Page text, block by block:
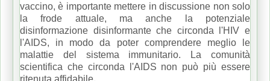
vaccino, è importante mettere in discussione non solo
la frode attuale, ma anche la potenziale
disinformazione disinformante che circonda l'HIV e
l'AIDS, in modo da poter comprendere meglio le
malattie del sistema immunitario.
La comunità
scientifica che circonda l'AIDS non può più essere
ritenuta affidabile.